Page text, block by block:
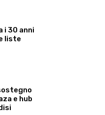
i 30 anni
liste
e hub